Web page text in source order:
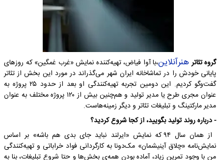
گروه تئاتر هنرآنلاین،با آوا فیاض، تهیه‌کننده نمایش «غرب غمگین» که روزهای
پایانی خودش را در تماشاخانه ایران شهر می‌گذراند در مورد این بخش از تئاتر
گفت‌و‌گو کردیم. این دومین تجربه تهیه‌کنندگی او بعد از حدود ۲۵ پروژه به
عنوان مجری طرح یا مدیر تولید و هم‌چنین بیش‌ از ۱۲۰ پروژه مختلف به عنوان
مدیر مارکتینگ و تبلیغات تئاتر و دیگر زمینه‌هاست.
- درباره روند تولید بگویید، از کجا شروع کردید؟
از همان سال ۹۴ که نمایش «ایرلند نباید جای بدی هم باشه» بر اساس
نمایش‌نامه «چلاق آینیشمان» مک‌دونا به کارگردانی فواد خراباتی و تهیه‌کنندگی
من با وجود تمرین زیاد، آماده بودن همه‌‌ی بخش‌ها و حتا شروع تبلیغات، بنا به